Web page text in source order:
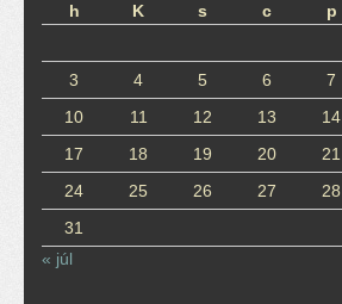
h
K s c p
3
4 5 6 7
10
11 12 13 14
17
18 19 20 21
24
25 26 27 28
31
« júl